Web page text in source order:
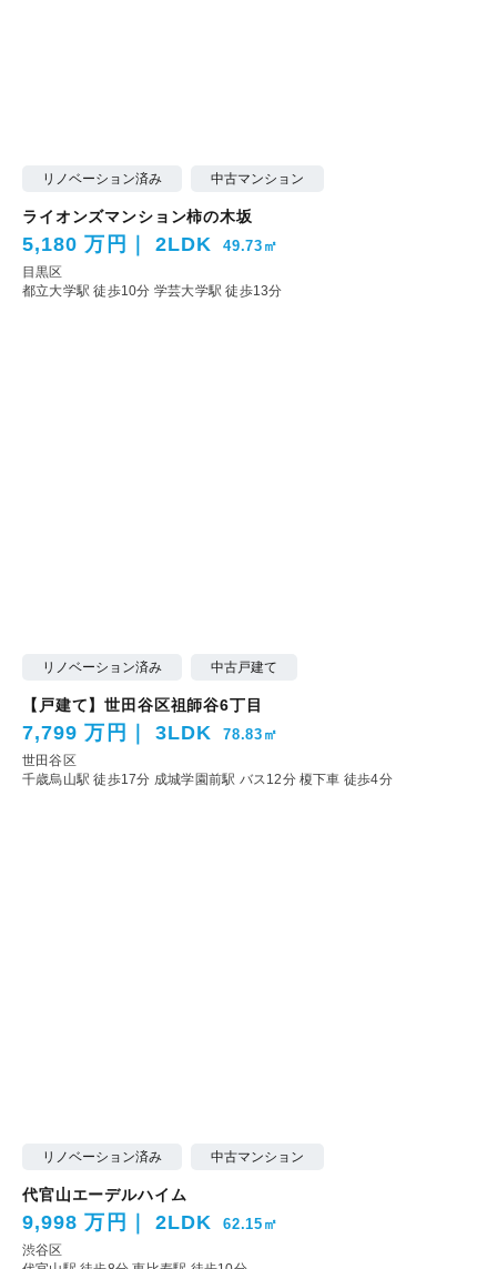
リノベーション済み 中古マンション
ライオンズマンション柿の木坂
5,180 万円 2LDK 49.73㎡
目黒区
都立大学駅 徒歩10分 学芸大学駅 徒歩13分
リノベーション済み 中古戸建て
【戸建て】世田谷区祖師谷6丁目
7,799 万円 3LDK 78.83㎡
世田谷区
千歳烏山駅 徒歩17分 成城学園前駅 バス12分 榎下車 徒歩4分
リノベーション済み 中古マンション
代官山エーデルハイム
9,998 万円 2LDK 62.15㎡
渋谷区